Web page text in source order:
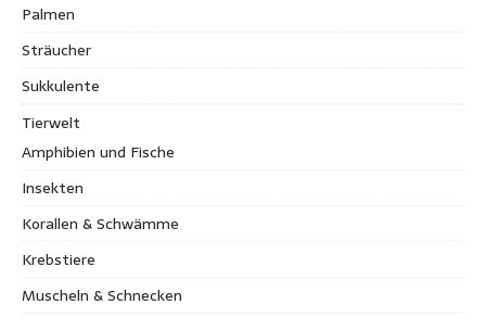
Palmen
Sträucher
Sukkulente
Tierwelt
Amphibien und Fische
Insekten
Korallen & Schwämme
Krebstiere
Muscheln & Schnecken